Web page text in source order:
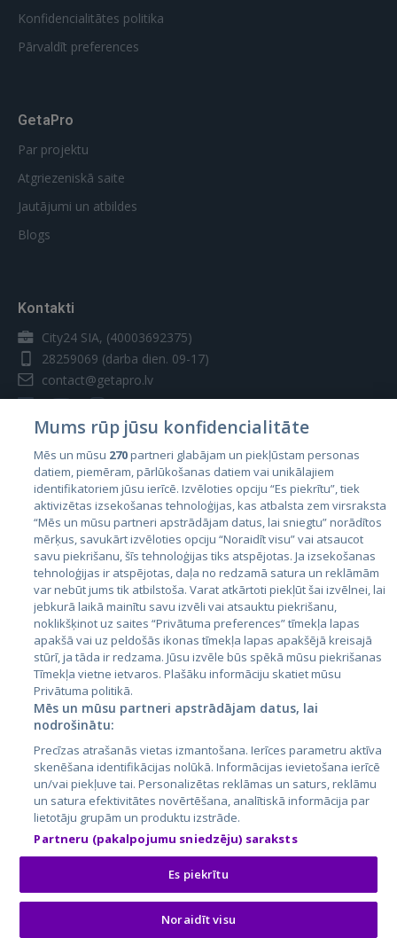
Konfidencialitātes politika
Pārvaldīt preferences
GetaPro
Par projektu
Atgriezeniskā saite
Jautājumi un atbildes
Blogs
Kontakti
City24 SIA, (40003692375)
28259069 (darba dien. 09-17)
contact@getapro.lv
Valstis
Igaunija
Latvija
Lietuva
City24.lv
City24.ee
GetaPro.lv
GetaPro.ee
Skelbiu.lt
Autoplius.lt
Aruodas.lt
Kainos.lt
Paslaugos.lt
auto24.ee
KV.ee
Osta.ee
KuldneBörs.ee
Mums rūp jūsu konfidencialitāte
Mēs un mūsu 270partneri glabājam un piekļūstam personas
datiem, piemēram, pārlūkošanas datiem vai unikālajiem
identifikatoriem jūsu ierīcē. Izvēloties opciju “Es piekrītu”, tiek
aktivizētas izsekošanas tehnoloģijas, kas atbalsta zem virsraksta
“Mēs un mūsu partneri apstrādājam datus, lai sniegtu” norādītos
mērķus, savukārt izvēloties opciju “Noraidīt visu” vai atsaucot
savu piekrišanu, šīs tehnoloģijas tiks atspējotas. Ja izsekošanas
tehnoloģijas ir atspējotas, daļa no redzamā satura un reklāmām
var nebūt jums tik atbilstoša. Varat atkārtoti piekļūt šai izvēlnei, lai
jebkurā laikā mainītu savu izvēli vai atsauktu piekrišanu,
noklikšķinot uz saites “Privātuma preferences” tīmekļa lapas
apakšā vai uz peldošās ikonas tīmekļa lapas apakšējā kreisajā
stūrī, ja tāda ir redzama. Jūsu izvēle būs spēkā mūsu piekrišanas
Tīmekļa vietne ietvaros. Plašāku informāciju skatiet mūsu
Privātuma politikā.
Mēs un mūsu partneri apstrādājam datus, lai
nodrošinātu:
Precīzas atrašanās vietas izmantošana. Ierīces parametru aktīva
skenēšana identifikācijas nolūkā. Informācijas ievietošana ierīcē
un/vai piekļuve tai. Personalizētas reklāmas un saturs, reklāmu
un satura efektivitātes novērtēšana, analītiskā informācija par
lietotāju grupām un produktu izstrāde.
Partneru (pakalpojumu sniedzēju) saraksts
Es piekrītu
Noraidīt visu